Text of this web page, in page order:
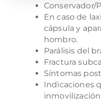
Conservador/
En caso de
cápsula y
hombro.
Parálisis del
Fractura
Síntomas
Indicaciones